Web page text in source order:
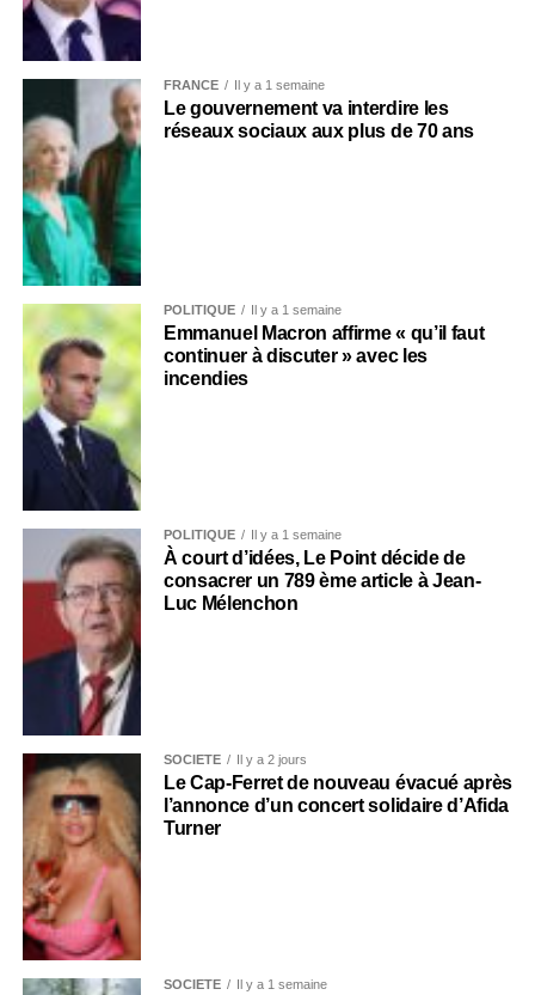
FRANCE Il y a 1 semaine
Le gouvernement va interdire les
réseaux sociaux aux plus de 70 ans
POLITIQUE Il y a 1 semaine
Emmanuel Macron affirme « qu’il faut
continuer à discuter » avec les
incendies
POLITIQUE Il y a 1 semaine
À court d’idées, Le Point décide de
consacrer un 789 ème article à Jean-
Luc Mélenchon
SOCIÉTÉ Il y a 2 jours
Le Cap-Ferret de nouveau évacué après
l’annonce d’un concert solidaire d’Afida
Turner
SOCIÉTÉ Il y a 1 semaine